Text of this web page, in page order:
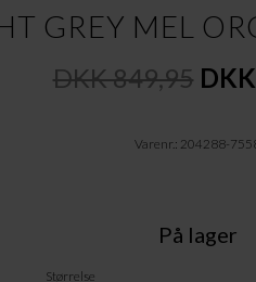
GREY MEL
DKK 849,95
Varenr.: 204288-
På lager
Størrelse